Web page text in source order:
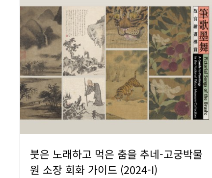
붓은 노래하고 먹은 춤을 추네-고궁박물
원 소장 회화 가이드 (2024-I)